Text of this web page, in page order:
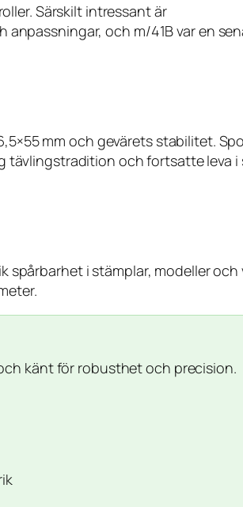
Särskilt intressant är
och m/41B var en
mm och gevärets stabilitet.
tävlingstradition och fortsatte leva i
i stämplar, modeller och
känt för robusthet och precision.